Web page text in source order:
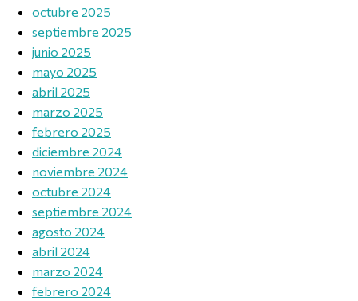
octubre 2025
septiembre 2025
junio 2025
mayo 2025
abril 2025
marzo 2025
febrero 2025
diciembre 2024
noviembre 2024
octubre 2024
septiembre 2024
agosto 2024
abril 2024
marzo 2024
febrero 2024